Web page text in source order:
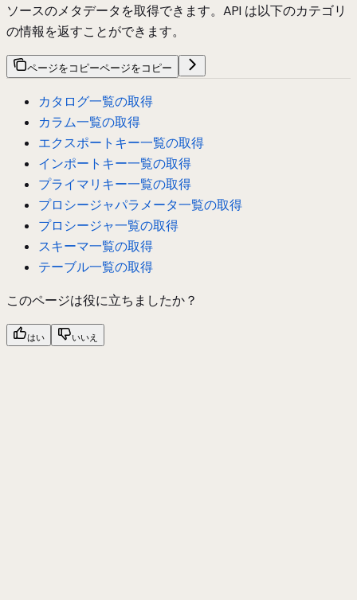
ソースのメタデータを取得できます。API は以下のカテゴリ
の情報を返すことができます。
ページをコピーページをコピー
カタログ一覧の取得
カラム一覧の取得
エクスポートキー一覧の取得
インポートキー一覧の取得
プライマリキー一覧の取得
プロシージャパラメータ一覧の取得
プロシージャ一覧の取得
スキーマ一覧の取得
テーブル一覧の取得
このページは役に立ちましたか？
はい いいえ